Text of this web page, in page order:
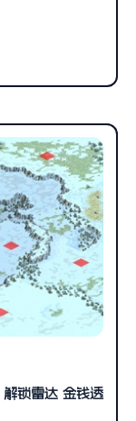
锁雷达 金钱透